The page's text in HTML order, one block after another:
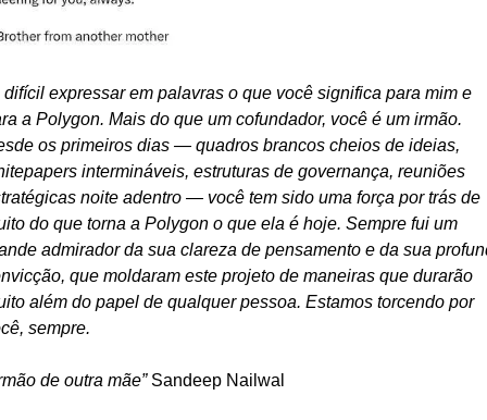
difícil expressar em palavras o que você significa para mim e
a Polygon. Mais do que um cofundador, você é um irmão.
os primeiros dias — quadros brancos cheios de ideias,
intermináveis, estruturas de governança, reuniões
noite adentro — você tem sido uma força por trás de
do que torna a Polygon o que ela é hoje. Sempre fui um
admirador da sua clareza de pensamento e da sua
que moldaram este projeto de maneiras que durarão
além do papel de qualquer pessoa. Estamos torcendo por
sempre.
de outra mãe” Sandeep Nailwal